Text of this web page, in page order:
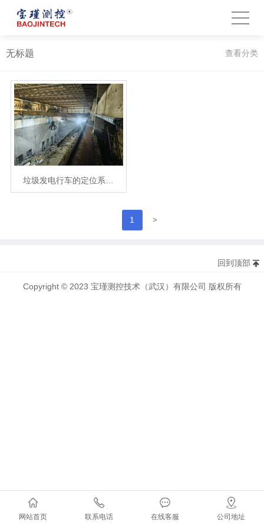
无标题 查看分类
垃圾发电行车的定位系…
1 >
网站首页 联系电话 在线客服 公司地址
回到顶部
Copyright © 2023 宝瑾测控技术（武汉）有限公司 版权所有